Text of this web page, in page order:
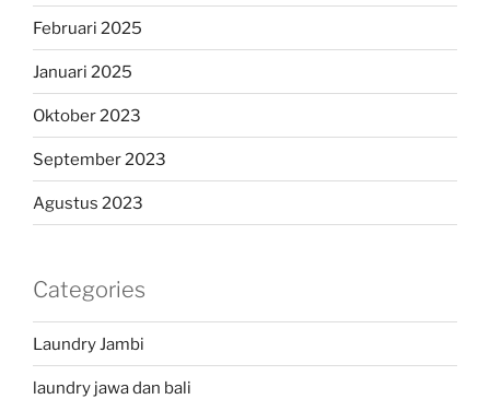
Februari 2025
Januari 2025
Oktober 2023
September 2023
Agustus 2023
Categories
Laundry Jambi
laundry jawa dan bali